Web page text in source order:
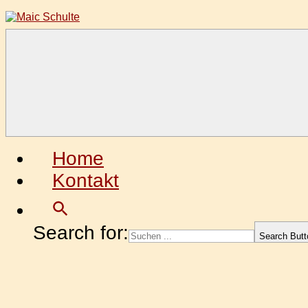
Zum
Inhalt
Home
Kontakt
Search for: Search